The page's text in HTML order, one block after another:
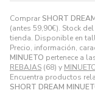
Comprar SHORT
(antes 59,90€). Stock
tienda. Disponible en
Precio, información,
MINUETO pertenece a
REBAJAS (68) y
Encuentra productos
SHORT DREAM